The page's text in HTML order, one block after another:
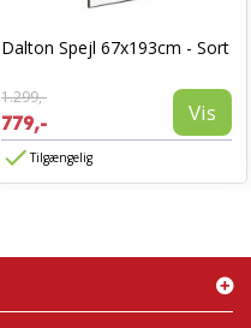
Dalton Spejl 67x193cm - Sort
1.299,-
779,- Vis
Tilgængelig